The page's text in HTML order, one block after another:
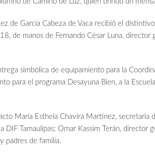
de García Cabeza de Vaca recibió el
de manos de Fernando César Luna, director
simbólica de equipamiento para la
para el programa Desayuna Bien, a la
María Esthela Chavira Martínez, secretaria
DIF Tamaulipas; Omar Kassim Terán, director
padres de familia.